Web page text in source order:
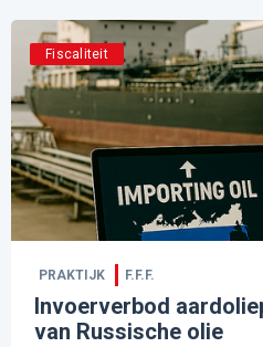
Fiscaliteit
PRAKTIJK F.F.F.
Invoerverbod
van Russische olie